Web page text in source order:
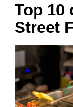
Top 10
Street